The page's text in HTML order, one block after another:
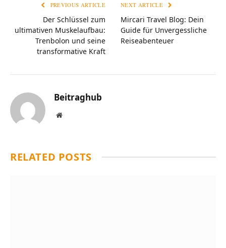
PREVIOUS ARTICLE
Der Schlüssel zum
ultimativen Muskelaufbau:
Trenbolon und seine
transformative Kraft
NEXT ARTICLE
Mircari Travel Blog: Dein
Guide für Unvergessliche
Reiseabenteuer
Beitraghub
Website
RELATED POSTS